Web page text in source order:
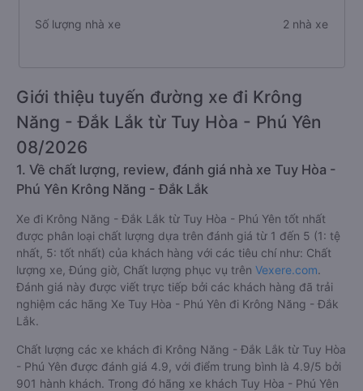
Số lượng nhà xe 2 nhà xe
Giới thiệu tuyến đường xe đi Krông
Năng - Đắk Lắk từ Tuy Hòa - Phú Yên
08/2026
1. Về chất lượng, review, đánh giá nhà xe Tuy Hòa -
Phú Yên Krông Năng - Đắk Lắk
Xe đi Krông Năng - Đắk Lắk từ Tuy Hòa - Phú Yên tốt nhất
được phân loại chất lượng dựa trên đánh giá từ 1 đến 5 (1: tệ
nhất, 5: tốt nhất) của khách hàng với các tiêu chí như: Chất
lượng xe, Đúng giờ, Chất lượng phục vụ trên Vexere.com.
Đánh giá này được viết trực tiếp bởi các khách hàng đã trải
nghiệm các hãng Xe Tuy Hòa - Phú Yên đi Krông Năng - Đắk
Lắk.
Chất lượng các xe khách đi Krông Năng - Đắk Lắk từ Tuy Hòa
- Phú Yên được đánh giá 4.9, với điểm trung bình là 4.9/5 bởi
901 hành khách. Trong đó hãng xe khách Tuy Hòa - Phú Yên